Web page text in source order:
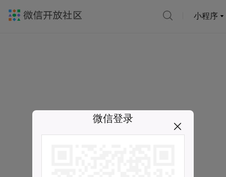
小程序
微信登录